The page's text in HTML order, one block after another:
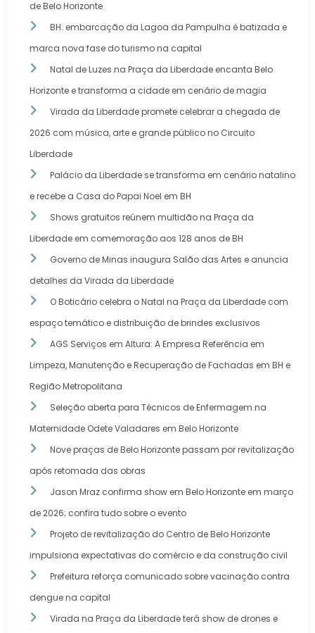
de Belo Horizonte
BH: embarcação da Lagoa da Pampulha é batizada e
marca nova fase do turismo na capital
Natal de Luzes na Praça da Liberdade encanta Belo
Horizonte e transforma a cidade em cenário de magia
Virada da Liberdade promete celebrar a chegada de
2026 com música, arte e grande público no Circuito
Liberdade
Palácio da Liberdade se transforma em cenário natalino
e recebe a Casa do Papai Noel em BH
Shows gratuitos reúnem multidão na Praça da
Liberdade em comemoração aos 128 anos de BH
Governo de Minas inaugura Salão das Artes e anuncia
detalhes da Virada da Liberdade
O Boticário celebra o Natal na Praça da Liberdade com
espaço temático e distribuição de brindes exclusivos
AGS Serviços em Altura: A Empresa Referência em
Limpeza, Manutenção e Recuperação de Fachadas em BH e
Região Metropolitana
Seleção aberta para Técnicos de Enfermagem na
Maternidade Odete Valadares em Belo Horizonte
Nove praças de Belo Horizonte passam por revitalização
após retomada das obras
Jason Mraz confirma show em Belo Horizonte em março
de 2026; confira tudo sobre o evento
Projeto de revitalização do Centro de Belo Horizonte
impulsiona expectativas do comércio e da construção civil
Prefeitura reforça comunicado sobre vacinação contra
dengue na capital
Virada na Praça da Liberdade terá show de drones e